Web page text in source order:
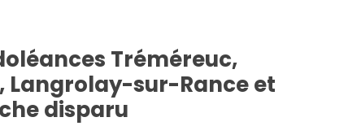
Tréméreuc,
Langrolay-sur-Rance et
disparu